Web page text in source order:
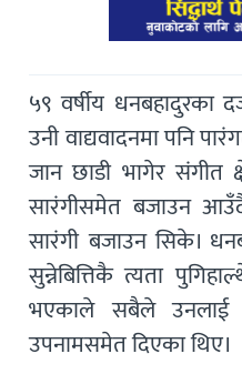
५९ वर्षीय धनबहादुरका
उनी वाद्यवादनमा पनि
जान छाडी भागेर संगीत
सारंगीसमेत बजाउन
सारंगी बजाउन सिके।
सुन्नेबित्तिकै त्यता
भएकाले सबैले उनलाई
उपनामसमेत दिएका थिए।